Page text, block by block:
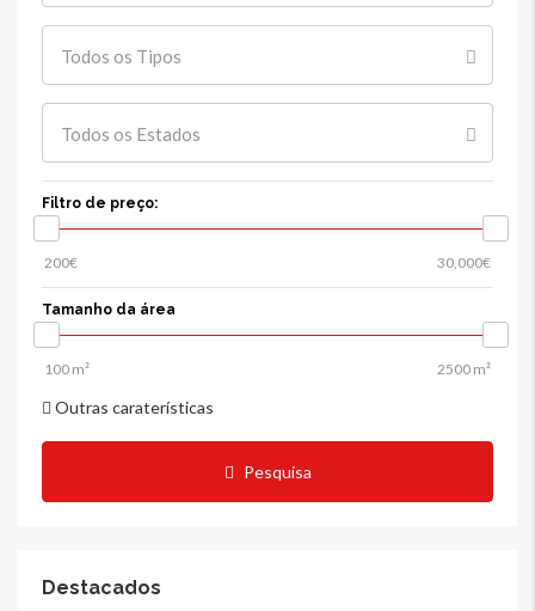
Todos os Tipos
Todos os Estados
Filtro de preço:
Tamanho da área
Outras caraterísticas
Pesquisa
Destacados